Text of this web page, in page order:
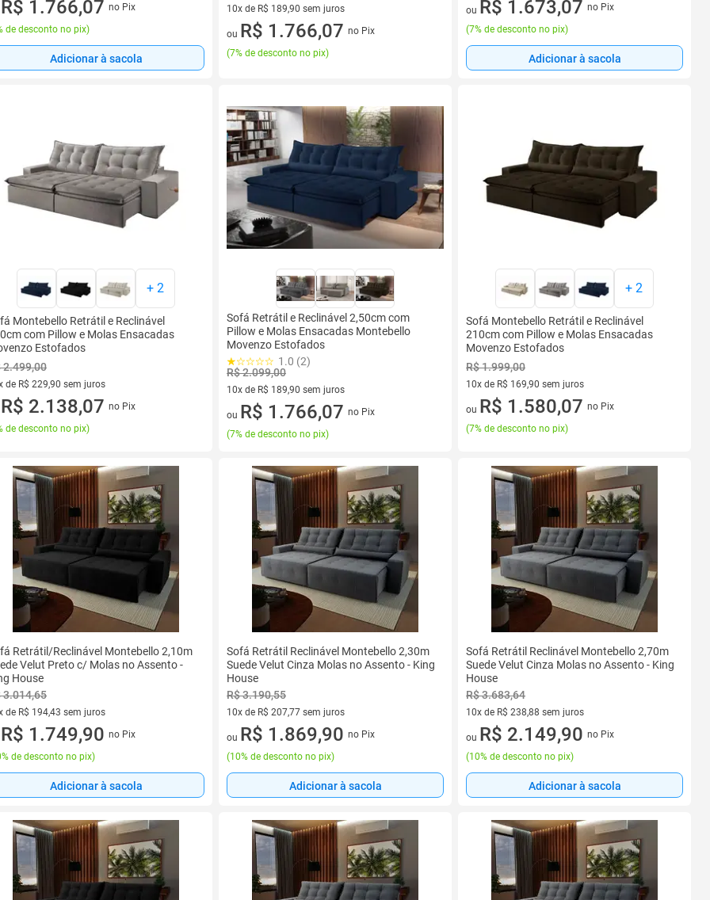
R$ 1.766,07 no Pix
de desconto no pix)
Adicionar à sacola
10x de R$ 189,90 sem juros
10 vez de R$ 189,90 sem juros
ou R$ 1.766,07 no Pix
(7% de desconto no pix)
ou R$ 1.673,07 no Pix
(7% de desconto no pix)
Adicionar à sacola
+ 2
Montebello Retrátil e Reclinável
com Pillow e Molas Ensacadas
Estofados
2.499,00
de R$ 229,90 sem juros
vez de R$ 229,90 sem juros
R$ 2.138,07 no Pix
de desconto no pix)
Sofá Retrátil e Reclinável 2,50cm com
Pillow e Molas Ensacadas Montebello
Movenzo Estofados
1.0 (2)
R$ 2.099,00
10x de R$ 189,90 sem juros
10 vez de R$ 189,90 sem juros
ou R$ 1.766,07 no Pix
(7% de desconto no pix)
+ 2
Sofá Montebello Retrátil e Reclinável
210cm com Pillow e Molas Ensacadas
Movenzo Estofados
R$ 1.999,00
10x de R$ 169,90 sem juros
10 vez de R$ 169,90 sem juros
ou R$ 1.580,07 no Pix
(7% de desconto no pix)
Retrátil/Reclinável Montebello 2,10m
Velut Preto c/ Molas no Assento -
House
3.014,65
de R$ 194,43 sem juros
vez de R$ 194,43 sem juros
R$ 1.749,90 no Pix
de desconto no pix)
Adicionar à sacola
Sofá Retrátil Reclinável Montebello 2,30m
Suede Velut Cinza Molas no Assento - King
House
R$ 3.190,55
10x de R$ 207,77 sem juros
10 vez de R$ 207,77 sem juros
ou R$ 1.869,90 no Pix
(10% de desconto no pix)
Adicionar à sacola
Sofá Retrátil Reclinável Montebello 2,70m
Suede Velut Cinza Molas no Assento - King
House
R$ 3.683,64
10x de R$ 238,88 sem juros
10 vez de R$ 238,88 sem juros
ou R$ 2.149,90 no Pix
(10% de desconto no pix)
Adicionar à sacola